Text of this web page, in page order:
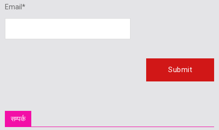
Email *
सम्पर्क